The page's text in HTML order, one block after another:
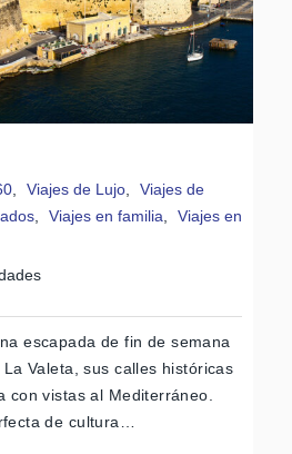
Viajes de Lujo
Viajes de
Viajes en familia
Viajes en
escapada de fin de semana
Valeta, sus calles históricas
con vistas al Mediterráneo.
de cultura…